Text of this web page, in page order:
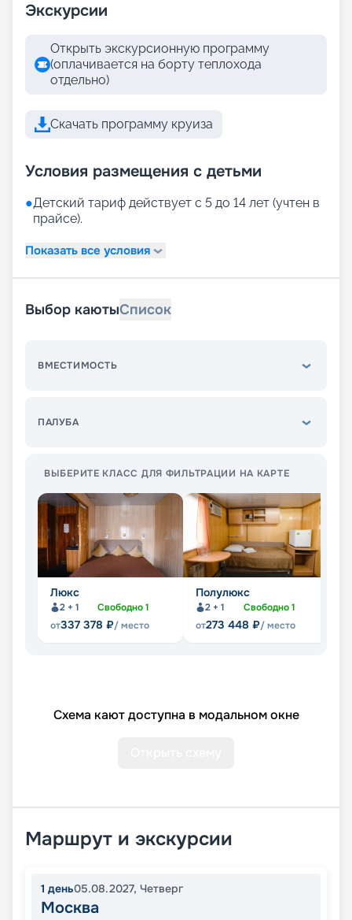
Экскурсии
Открыть экскурсионную программу
(оплачивается на борту теплохода
отдельно)
Скачать программу круиза
Условия размещения с детьми
●Детский тариф действует с 5 до 14 лет (учтен в
прайсе).
Показать все условия
Выбор каютыСписок
ВМЕСТИМОСТЬ
ПАЛУБА
ВЫБЕРИТЕ КЛАСС ДЛЯ ФИЛЬТРАЦИИ НА КАРТЕ
Люкс
2 + 1 Свободно1
от337 378 ₽/ место
Полулюкс
2 + 1 Свободно1
от273 448 ₽/ место
Схема кают доступна в модальном окне
Маршрут и экскурсии
1 день05.08.2027, Четверг
Москва